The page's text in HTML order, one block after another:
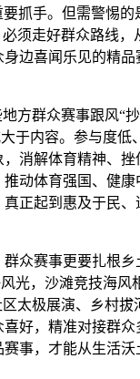
抓手。但需警惕
须走好群众路线，
边喜闻乐见的精
方群众赛事跟风“
于内容。参与度低
消解体育精神、
动体育强国、健
正起到惠及于民
众赛事更要扎根乡
光，沙滩竞技海风
太极展演、乡村拔
好，精准对接群众
事，才能从生活